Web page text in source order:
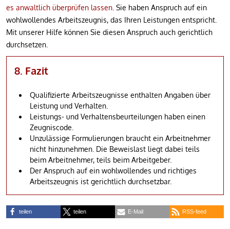
es anwaltlich überprüfen lassen . Sie haben Anspruch auf ein
wohlwollendes Arbeitszeugnis, das Ihren Leistungen entspricht.
Mit unserer Hilfe können Sie diesen Anspruch auch gerichtlich
durchsetzen.
8. Fazit
Qualifizierte Arbeitszeugnisse enthalten Angaben über
Leistung und Verhalten.
Leistungs- und Verhaltensbeurteilungen haben einen
Zeugniscode.
Unzulässige Formulierungen braucht ein Arbeitnehmer
nicht hinzunehmen. Die Beweislast liegt dabei teils
beim Arbeitnehmer, teils beim Arbeitgeber.
Der Anspruch auf ein wohlwollendes und richtiges
Arbeitszeugnis ist gerichtlich durchsetzbar.
teilen teilen E-Mail RSS-feed